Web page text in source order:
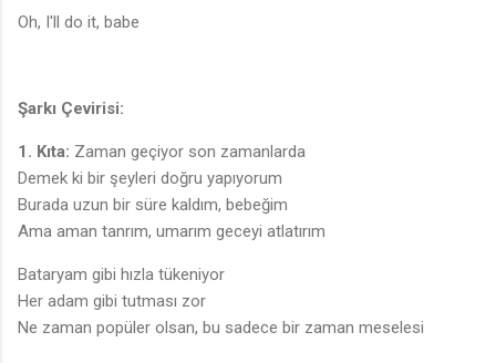
Oh, I'll do it, babe
Şarkı Çevirisi:
1. Kıta: Zaman geçiyor son zamanlarda
Demek ki bir şeyleri doğru yapıyorum
Burada uzun bir süre kaldım, bebeğim
Ama aman tanrım, umarım geceyi atlatırım
Bataryam gibi hızla tükeniyor
Her adam gibi tutması zor
Ne zaman popüler olsan, bu sadece bir zaman meselesi